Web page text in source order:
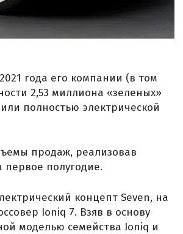
года его компании (в том
2,53 миллиона «зеленых»
полностью электрической
продаж, реализовав
полугодие.
концепт Seven, на
Ioniq 7. Взяв в основу
моделью семейства Ioniq и